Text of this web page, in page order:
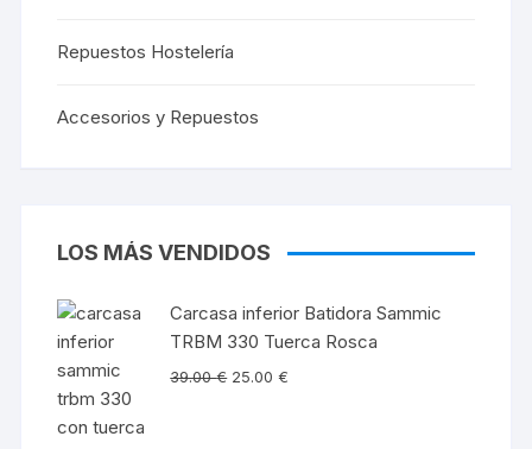
Repuestos Hostelería
Accesorios y Repuestos
LOS MÁS VENDIDOS
Carcasa inferior Batidora Sammic
TRBM 330 Tuerca Rosca
39.00€ 25.00€